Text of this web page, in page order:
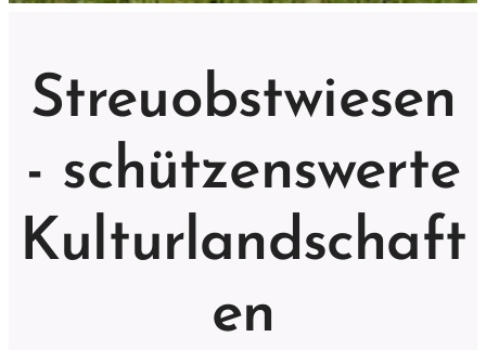
Streuobstwiesen
- schützenswerte
Kulturlandschaft
en